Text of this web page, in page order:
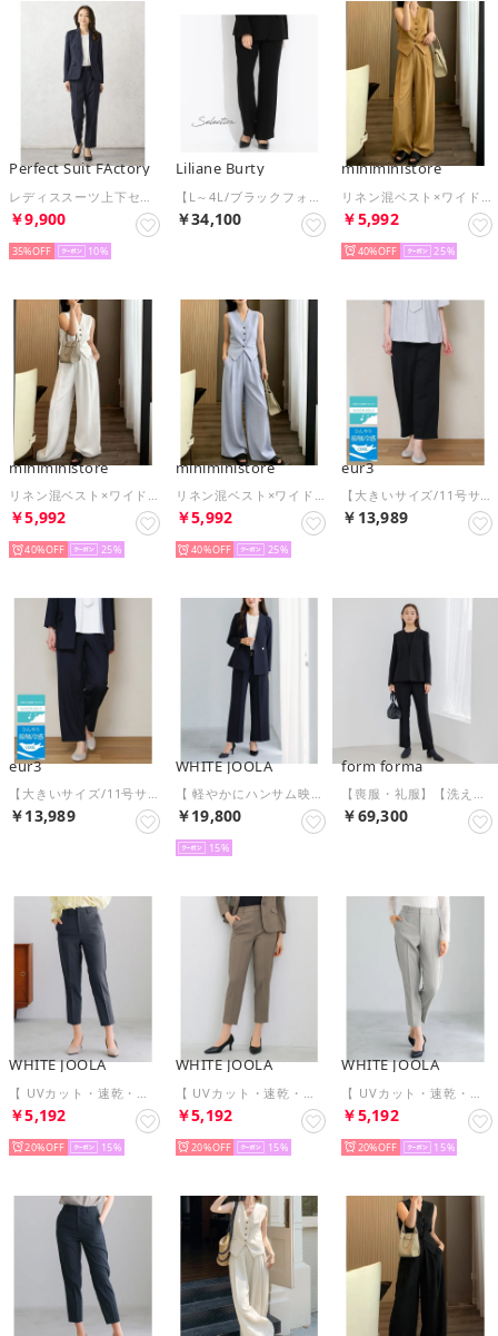
Perfect Suit FActory
￥9,900
35% 10
Liliane Burty
￥34,100
miniministore
￥5,992
40% 25
miniministore
リネン混ベスト×ワイドパンツセットアップ
￥5,992
40% 25
miniministore
リネン混ベスト×ワイドパンツセットアップ
￥5,992
40% 25
eur3
【大きいサイズ/11号サイズあり/接触冷感】洗えるカノコセンタープレスパンツ （ブラック）
￥13,989
eur3
【大きいサイズ/11号サイズあり/接触冷感】洗えるカノコセンタープレスパンツ （ネイビー）
￥13,989
WHITE JOOLA
【 軽やかにハンサム映え 】メランジツイル・ダブルジャケット＆ストレートパンツスーツセット （ネイビー）
￥19,800
15
form forma
【喪服・礼服】【洗える】/3点セット/ブラウス+ テーパードパンツ+ノーカラージャケット/ブラックフォーマルスーツ/レディース/卒業式（卒園式）入学式（入園式）七五三・お宮参り （ブラック）
￥69,300
WHITE JOOLA
￥5,192
20% 15
WHITE JOOLA
￥5,192
20% 15
WHITE JOOLA
￥5,192
20% 15